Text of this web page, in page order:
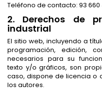
Teléfono de contacto: 93 660
2. Derechos de
industrial
El sitio web, incluyendo a
programación, edición,
necesarios para su
texto y/o gráficos, son
caso, dispone de licencia o
los autores.